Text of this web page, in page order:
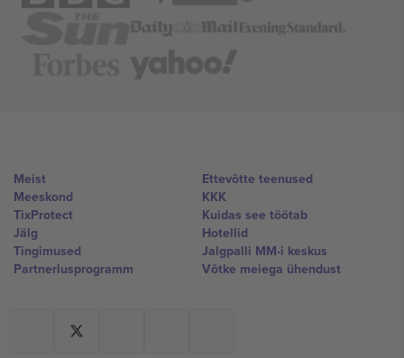
Meist
Meeskond
TixProtect
Jälg
Tingimused
Partnerlusprogramm
Ettevõtte teenused
KKK
Kuidas see töötab
Hotellid
Jalgpalli MM-i keskus
Võtke meiega ühendust